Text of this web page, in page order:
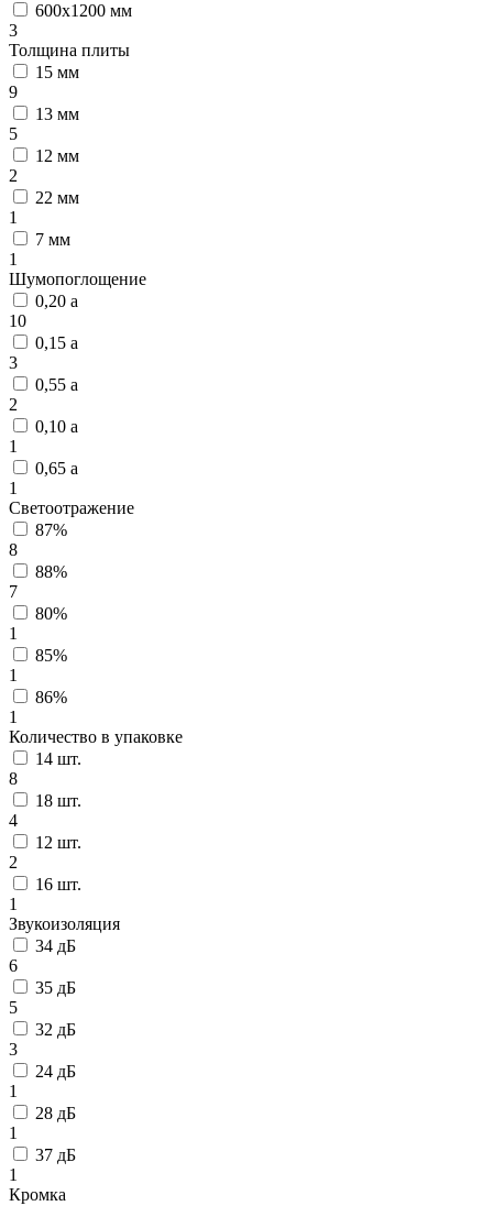
600х1200 мм
3
Толщина плиты
15 мм
9
13 мм
5
12 мм
2
22 мм
1
7 мм
1
Шумопоглощение
0,20 а
10
0,15 а
3
0,55 а
2
0,10 а
1
0,65 а
1
Светоотражение
87%
8
88%
7
80%
1
85%
1
86%
1
Количество в упаковке
14 шт.
8
18 шт.
4
12 шт.
2
16 шт.
1
Звукоизоляция
34 дБ
6
35 дБ
5
32 дБ
3
24 дБ
1
28 дБ
1
37 дБ
1
Кромка